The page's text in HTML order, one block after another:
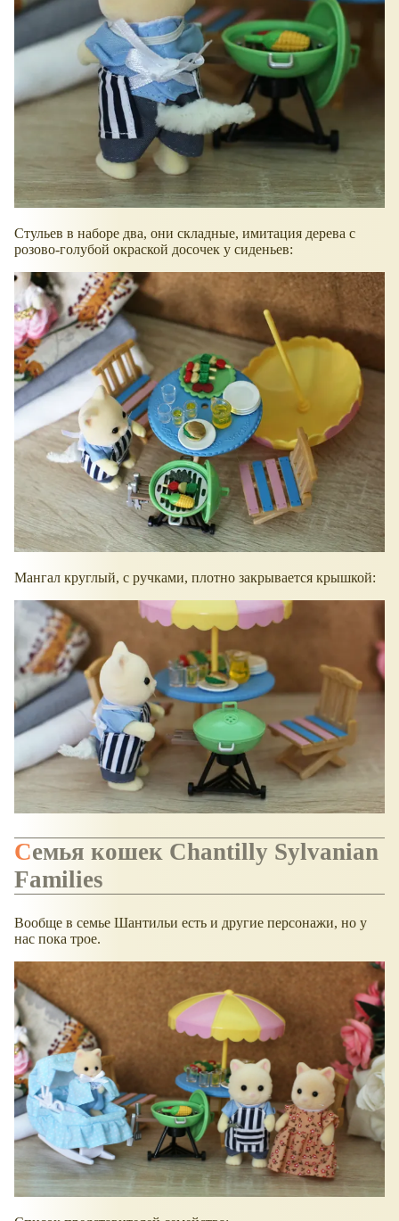
Стульев в наборе два, они складные, имитация дерева с
розово-голубой окраской досочек у сиденьев:
Мангал круглый, с ручками, плотно закрывается крышкой:
Семья кошек Chantilly Sylvanian
Families
Вообще в семье Шантильи есть и другие персонажи, но у
нас пока трое.